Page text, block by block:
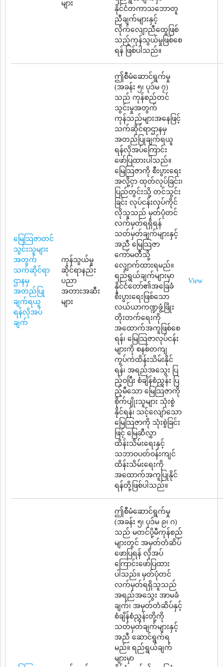
များ
နိုင်ငံတကာသဘောတူ
ညီချက်များနှင့်
လိုက်လျောညီထွေဖြစ်
သည့်ကုန်သွယ်မှုဖြစ်စေ
ရန် ဖြစ်ပါသည်။
မြေသြဇာတင်
သွင်းသူများ
အတွက်
သက်ဆိုင်ရာ
ဌာနမှ
အတည်ပြု
ချက်ရယူ
ရန်လိုအပ်
ချက်
ကုန်သွယ်မှု
ဆိုင်ရာနည်း
ပညာ
အတားအဆီး
များ
ဤစီမံဆောင်ရွက်မှု
(အခန်း ၅၊ ပုဒ်မ ၇)
သည် ကုန်စည်တင်
သွင်းမှုအတွက်
ကုန်သည်များအနေဖြင့်
သက်ဆိုင်ရာဌာနမှ
အတည်ပြုချက်ရယူ
ရန်လိုအပ်ကြောင်း
ဖော်ပြထားပါသည်။
မြေသြဇာကို စီးပွားရေး
အလို့ငှာ ထုတ်လုပ်ခြင်း၊
ပြည်တွင်းသို့ တင်သွင်း
ခြင်း လုပ်ငန်းလုပ်ကိုင်
လိုသူသည် မှတ်ပုံတင်
လက်မှတ်ရရှိရန်
သတ်မှတ်ချက်များနှင့်
အညီ မြေသြဇာ
ကော်မတီသို့
လျှောက်ထားရမည်။
ရည်ရွယ်ချက်များမှာ
နိုင်ငံတော်၏အခြေခံ
စီးပွားရေးဖြစ်သော
လယ်ယာကဏ္ဍဖွံ့ဖြိုး
တိုးတက်ရေးကို
အထောက်အကူဖြစ်စေ
ရန်၊ မြေသြဇာလုပ်ငန်း
များကို စနစ်တကျ
ကွပ်ကဲထိန်းသိမ်းနိုင်
ရန်၊ အရည်အသွေး ပြ
ည့်ဝပြီး စံချိန်စံညွှန်း ပြ
ည့်မီသော မြေသြဇာကို
စိုက်ပျိုးသူများ သုံးစွဲ
နိုင်ရန်၊ သင့်လျော်သော
မြေသြဇာကို သုံးစွဲခြင်း
ဖြင့် မြေဆီလွှာ
ထိန်းသိမ်းရေးနှင့်
သဘာဝပတ်ဝန်းကျင်
ထိန်းသိမ်းရေးကို
အထောက်အကူပြုနိုင်
ရန်တို့ဖြစ်ပါသည်။
View
ဤစီမံဆောင်ရွက်မှု
(အခန်း ၅၊ ပုဒ်မ ၉၊ ဂ)
သည် မတင်ပို့မီကုန်စည်
များတွင် အမှတ်တံဆိပ်
ဖောပြရန် လိုအပ်
ကြောင်းဖော်ပြထား
ပါသည်။ မှတ်ပုံတင်
လက်မှတ်ရရှိသူသည်
အရည်အသွေး အာမခံ
ချက်၊ အမှတ်တံဆိပ်နှင့်
စံချိန်စံညွှန်းတို့ကို
သတ်မှတ်ချက်များနှင့်
အညီ ဆောင်ရွက်ရ
မည်။ ရည်ရွယ်ချက်
များမှာ